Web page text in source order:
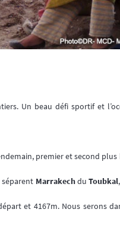
Un beau défi sportif et
premier et second plus
MarrakechduToubkal
et 4167m. Nous serons